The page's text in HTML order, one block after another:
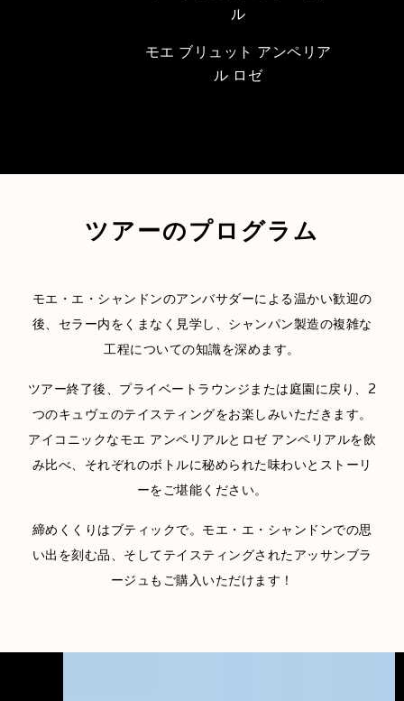
ル
モエ ブリュット アンペリア
ル ロゼ
ツアーのプログラム
モエ・エ・シャンドンのアンバサダーによる温かい歓迎の
後、セラー内をくまなく見学し、シャンパン製造の複雑な
工程についての知識を深めます。
ツアー終了後、プライベートラウンジまたは庭園に戻り、2
つのキュヴェのテイスティングをお楽しみいただきます。
アイコニックなモエ アンペリアルとロゼ アンペリアルを飲
み比べ、それぞれのボトルに秘められた味わいとストーリ
ーをご堪能ください。
締めくくりはブティックで。モエ・エ・シャンドンでの思
い出を刻む品、そしてテイスティングされたアッサンブラ
ージュもご購入いただけます！